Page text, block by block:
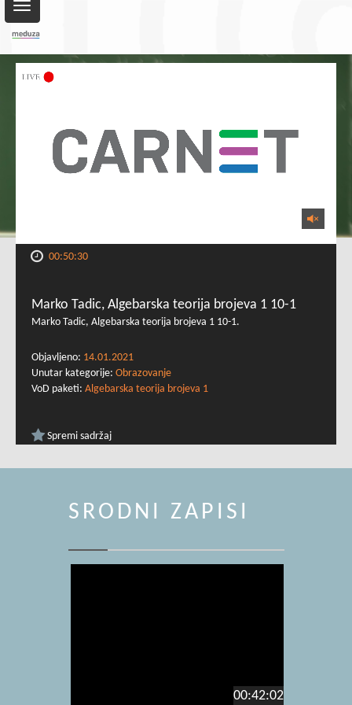
Toggle
navigation
00:50:30
Marko Tadic, Algebarska teorija brojeva 1 10-1
Marko Tadic, Algebarska teorija brojeva 1 10-1.
Objavljeno: 14.01.2021
Unutar kategorije: Obrazovanje
VoD paketi: Algebarska teorija brojeva 1
Spremi sadržaj
SRODNI ZAPISI
00:42:02